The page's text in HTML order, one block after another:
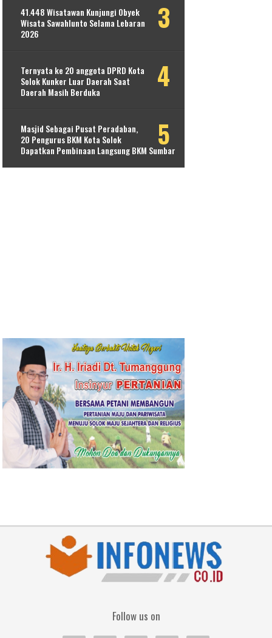
41.448 Wisatawan Kunjungi Obyek
Wisata Sawahlunto Selama Lebaran
2026
Ternyata ke 20 anggota DPRD Kota
Solok Kunker Luar Daerah Saat
Daerah Masih Berduka
Masjid Sebagai Pusat Peradaban,
20 Pengurus BKM Kota Solok
Dapatkan Pembinaan Langsung BKM Sumbar
Follow us on